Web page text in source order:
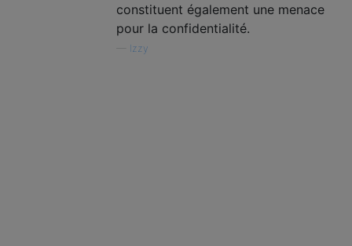
constituent également une menace
pour la confidentialité.
Izzy